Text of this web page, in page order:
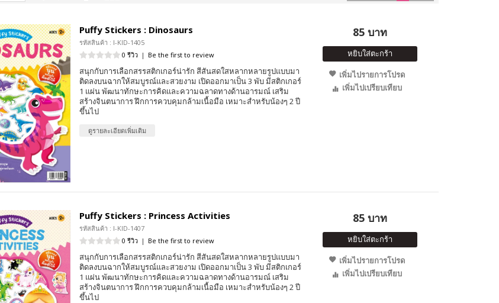
Puffy Stickers : Dinosaurs
รหัสสินค้า : I-KID-1405
0 รีวิว | Be the first to review
สนุกกับการเลือกสรรสติกเกอร์น่ารัก สีสันสดใสหลากหลายรูปแบบมา
ติดลงบนฉากให้สมบูรณ์และสวยงาม เปิดออกมาเป็น 3 พับ มีสติกเกอร์
1 แผ่น พัฒนาทักษะการคิดและความฉลาดทางด้านอารมณ์ เสริม
สร้างจินตนาการ ฝึกการควบคุมกล้ามเนื้อมือ เหมาะสำหรับน้องๆ 2 ปี
ขึ้นไป
ดูรายละเอียดเพิ่มเติม
85 บาท
หยิบใส่ตะกร้า
เพิ่มไปรายการโปรด
เพิ่มไปเปรียบเทียบ
Puffy Stickers : Princess Activities
รหัสสินค้า : I-KID-1407
0 รีวิว | Be the first to review
สนุกกับการเลือกสรรสติกเกอร์น่ารัก สีสันสดใสหลากหลายรูปแบบมา
ติดลงบนฉากให้สมบูรณ์และสวยงาม เปิดออกมาเป็น 3 พับ มีสติกเกอร์
1 แผ่น พัฒนาทักษะการคิดและความฉลาดทางด้านอารมณ์ เสริม
สร้างจินตนาการ ฝึกการควบคุมกล้ามเนื้อมือ เหมาะสำหรับน้องๆ 2 ปี
ขึ้นไป
85 บาท
หยิบใส่ตะกร้า
เพิ่มไปรายการโปรด
เพิ่มไปเปรียบเทียบ